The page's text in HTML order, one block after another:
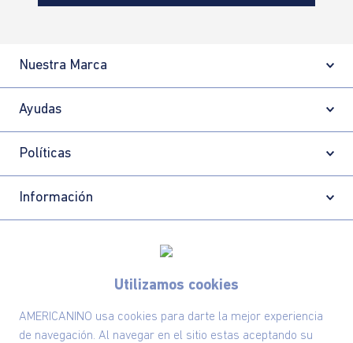
Utilizamos cookies
AMERICANINO usa cookies para darte la mejor experiencia
de navegación. Al navegar en el sitio estas aceptando su
Nuestra Marca
Ayudas
Políticas
Información